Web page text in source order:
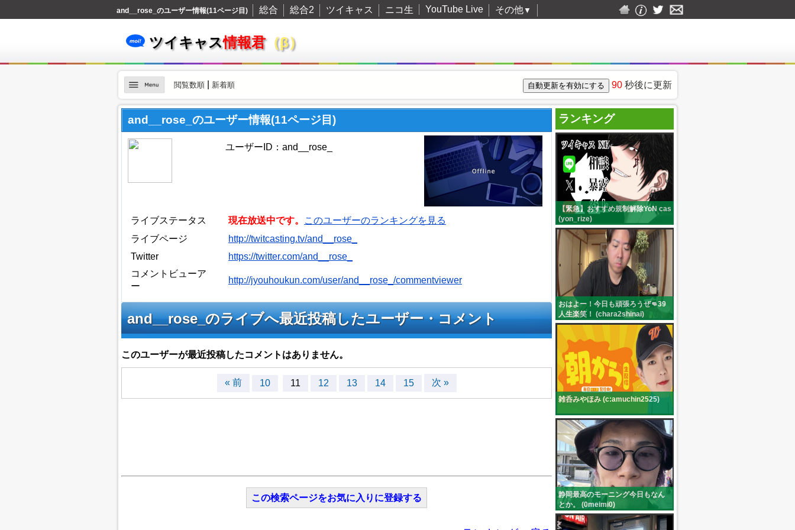
and__rose_のユーザー情報(11ページ目) 総合 総合2 ツイキャス ニコ生 YouTube Live その他▼
ツイキャス情報君（β）
閲覧数順| 新着順 90秒後に更新
and__rose_のユーザー情報(11ページ目)
ユーザーID：and__rose_
ライブステータス 現在放送中です。
このユーザーのランキングを見る
ライブページ
http://twitcasting.tv/and__rose_
Twitter
https://twitter.com/and__rose_
コメントビューア
ー
http://jyouhoukun.com/user/and__rose_/commentviewer
and__rose_のライブへ最近投稿したユーザー・コメント
このユーザーが最近投稿したコメントはありません。
« 前 10 11 12 13 14 15 次 »
この検索ページをお気に入りに登録する
ランキング
【緊急】おすすめ規制解除YoN cas
(yon_rize)
おはよー！今日も頑張ろうぜ👊39
人生楽笑！ (chara2shinai)
雑呑みやほみ (c:amuchin2525)
静岡最高のモーニング今日もなん
とか。 (0meimi0)